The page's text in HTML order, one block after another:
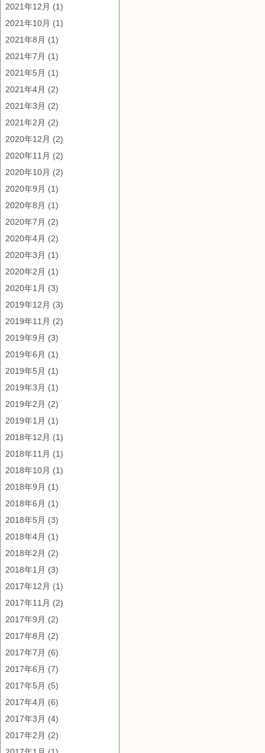
2021年12月 (1)
2021年10月 (1)
2021年8月 (1)
2021年7月 (1)
2021年5月 (1)
2021年4月 (2)
2021年3月 (2)
2021年2月 (2)
2020年12月 (2)
2020年11月 (2)
2020年10月 (2)
2020年9月 (1)
2020年8月 (1)
2020年7月 (2)
2020年4月 (2)
2020年3月 (1)
2020年2月 (1)
2020年1月 (3)
2019年12月 (3)
2019年11月 (2)
2019年9月 (3)
2019年6月 (1)
2019年5月 (1)
2019年3月 (1)
2019年2月 (2)
2019年1月 (1)
2018年12月 (1)
2018年11月 (1)
2018年10月 (1)
2018年9月 (1)
2018年6月 (1)
2018年5月 (3)
2018年4月 (1)
2018年2月 (2)
2018年1月 (3)
2017年12月 (1)
2017年11月 (2)
2017年9月 (2)
2017年8月 (2)
2017年7月 (6)
2017年6月 (7)
2017年5月 (5)
2017年4月 (6)
2017年3月 (4)
2017年2月 (2)